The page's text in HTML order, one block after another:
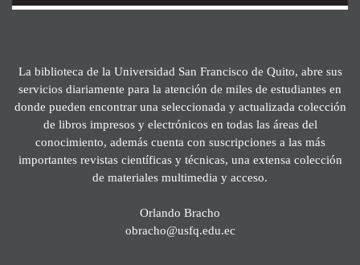
La biblioteca de la Universidad San Francisco de Quito, abre sus
servicios diariamente para la atención de miles de estudiantes en
donde pueden encontrar una seleccionada y actualizada colección
de libros impresos y electrónicos en todas las áreas del
conocimiento, además cuenta con suscripciones a las más
importantes revistas científicas y técnicas, una extensa colección
de materiales multimedia y acceso.
Orlando Bracho
obracho@usfq.edu.ec